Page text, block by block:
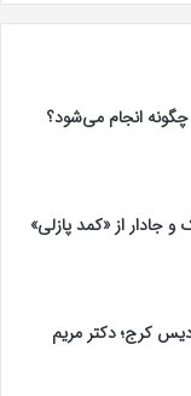
انجام می‌شود؟
جادار از «کمد پازلی»
کرج؛ دکتر مریم